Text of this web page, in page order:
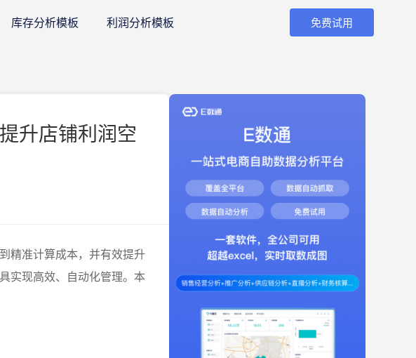
库存分析模板 利润分析模板 免费试用
升店铺利润空
精准计算成本，并有效提升
实现高效、自动化管理。本